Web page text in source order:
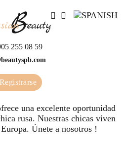
255 08 59
Registrarse
una excelente oportunidad
rusa. Nuestras сhicas viven
Únete a nosotros !